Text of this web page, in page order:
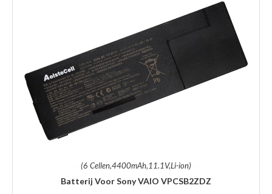
(6 Cellen,4400mAh,11.1V,Li-ion)
Batterij Voor Sony VAIO VPCSB2ZDZ